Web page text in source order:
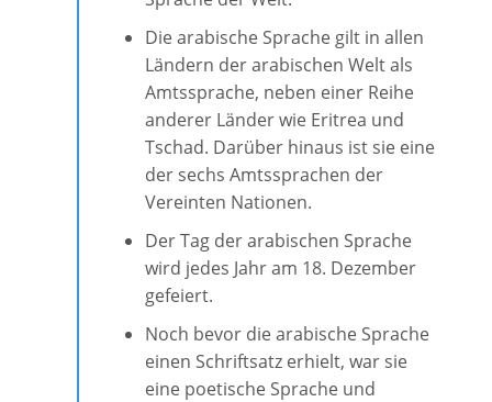
Die arabische Sprache gilt in allen
Ländern der arabischen Welt als
Amtssprache, neben einer Reihe
anderer Länder wie Eritrea und
Tschad. Darüber hinaus ist sie eine
der sechs Amtssprachen der
Vereinten Nationen.
Der Tag der arabischen Sprache
wird jedes Jahr am 18. Dezember
gefeiert.
Noch bevor die arabische Sprache
einen Schriftsatz erhielt, war sie
eine poetische Sprache und